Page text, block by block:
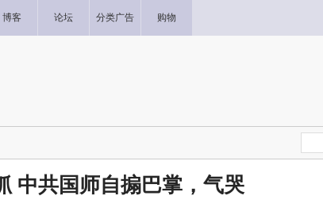
博客 论坛 分类广告 购物
中共国师自搧巴掌，气哭